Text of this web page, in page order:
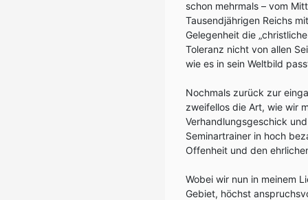
schon mehrmals – vom
Tausendjährigen Reichs
Gelegenheit die
Toleranz nicht von allen
wie es in sein Weltbild
Nochmals zurück zur
zweifellos die Art, wie wir
Verhandlungsgeschick
Seminartrainer in hoch
Offenheit und den
Wobei wir nun in meinem
Gebiet, höchst